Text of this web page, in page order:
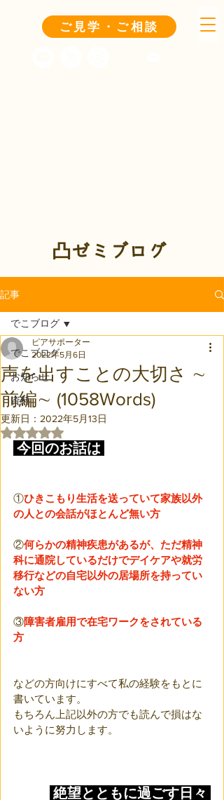
ご見学・ご相談
凸ゼミブログ
記事
でこブログ
お知らせ
資料
でこブログ
声を出すことの大切さ ∼
前編∼ (1058Words)
ピアサポーター
2022年5月6日
更新日： 2022年5月13日
5つ星のうちNaNと評価されています。
今回のお話は
①ひきこもり生活を送っていて家族以外
の人との会話がほとんど無い方
②何らかの精神疾患があるが、ただ精神
科に通院しているだけでデイケアや就労
移行などの自宅以外の居場所を持ってい
ない方
③障害者雇用で在宅ワークをされている
方
などの方向けにすべて私の経験をもとに
書いています。
もちろん上記以外の方でも読んで損はな
いように努力します。
絶望とともに過ごす日々